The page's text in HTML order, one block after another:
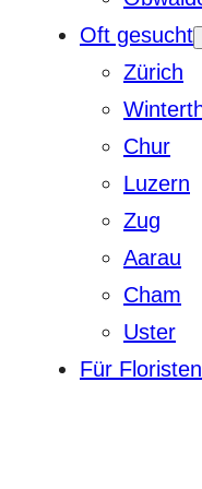
Oft gesucht
Zürich
Chur
Luzern
Zug
Aarau
Cham
Uster
Für Floristen